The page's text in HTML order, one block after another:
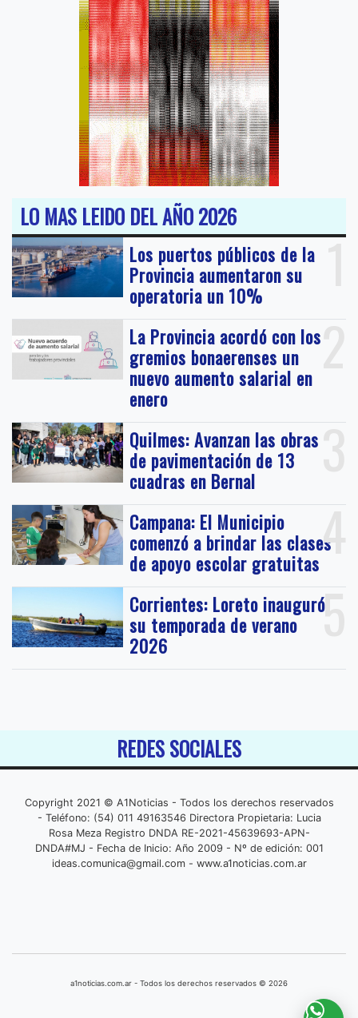
LO MAS LEIDO DEL AÑO 2026
1
Los puertos públicos de la
Provincia aumentaron su
operatoria un 10%
2
La Provincia acordó con los
gremios bonaerenses un
nuevo aumento salarial en
enero
3
Quilmes: Avanzan las obras
de pavimentación de 13
cuadras en Bernal
4
Campana: El Municipio
comenzó a brindar las clases
de apoyo escolar gratuitas
5
Corrientes: Loreto inauguró
su temporada de verano
2026
REDES SOCIALES
Copyright 2021 © A1Noticias - Todos los derechos reservados
- Teléfono: (54) 011 49163546 Directora Propietaria: Lucia
Rosa Meza Registro DNDA RE-2021-45639693-APN-
DNDA#MJ - Fecha de Inicio: Año 2009 - Nº de edición: 001
ideas.comunica@gmail.com- www.a1noticias.com.ar
a1noticias.com.ar - Todos los derechos reservados © 2026